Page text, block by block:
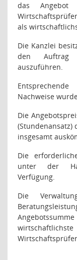
das
als
Die Kanzlei
den Auftrag
auszuführen.
Nachweise
Die
insgesamt
Die
unter der
Verfügung.
Die